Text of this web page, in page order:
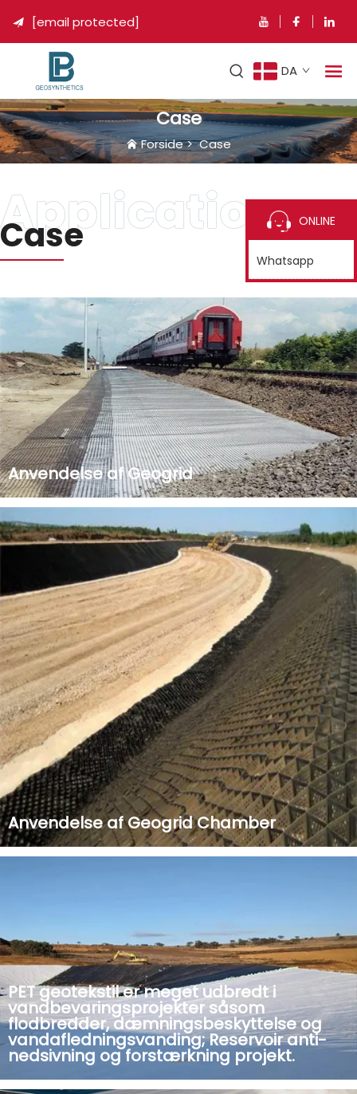
 [email protected]
DA
Case
Forside>Case
Case
Anvendelse af Geogrid
Fordele ved geonet Geogrid er et geosyntetisk
materiale lavet af forskellige polymerer, der bruges til at
forstærke jordbunden. Geogrids installeres i vandrette
lag mellem jordlagene og strækker sig ind i jorden bag
lagene for at stabilisere jorden, der...
Anvendelse af Geogrid Chamber
Geocell bruger højdensitetspolyethylen (HDPE) til at
jernbaneteknik, sl...
PET geotekstil er meget udbredt i
vandbevaringsprojekter såsom
flodbredder, dæmningsbeskyttelse og
vandafledningsvanding; Reservoir anti-
nedsivning og forstærkning projekt.
PET geotekstil er meget udbredt i
ONLINE
Whatsapp